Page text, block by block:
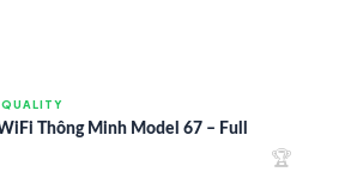
QUALITY
Thông Minh Model 67 – Full
🏆